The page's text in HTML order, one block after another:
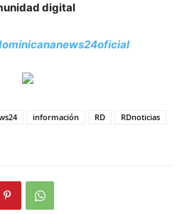
digital
información RD
RDnoticias